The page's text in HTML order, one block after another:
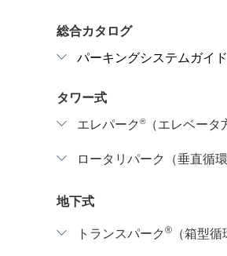
総合カタログ
パーキングシステムガイド
タワー式
エレパーク ®（エレベータ
ロータリパーク（垂直循
地下式
トランスパーク ®（箱型循